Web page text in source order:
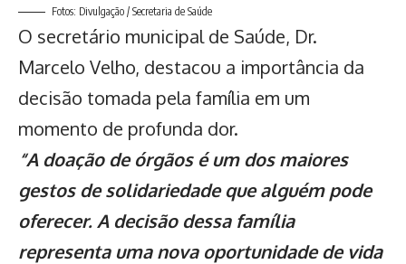
Fotos: Divulgação / Secretaria de Saúde
O secretário municipal de Saúde, Dr.
Marcelo Velho, destacou a importância da
decisão tomada pela família em um
momento de profunda dor.
“A doação de órgãos é um dos maiores
gestos de solidariedade que alguém pode
oferecer. A decisão dessa família
representa uma nova oportunidade de vida